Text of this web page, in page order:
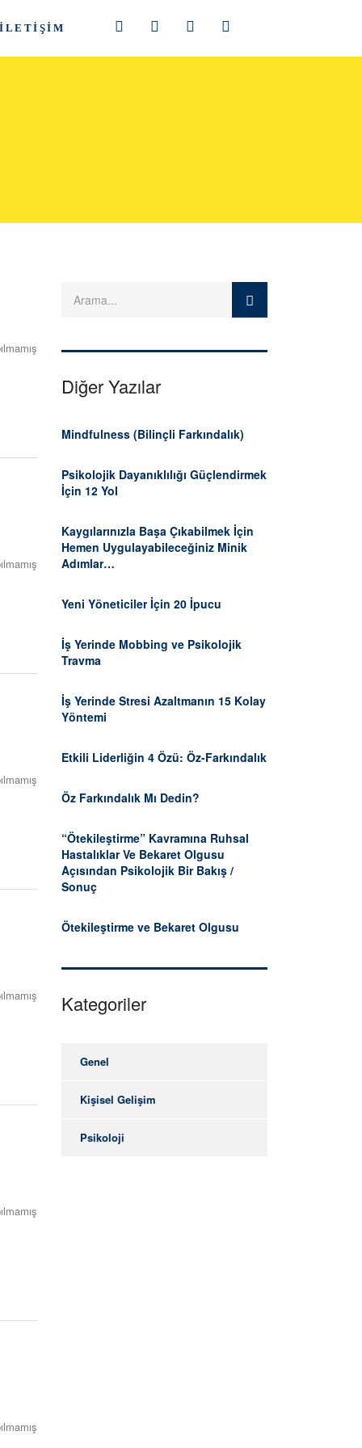
İLETIŞIM
Diğer Yazılar
Mindfulness (Bilinçli Farkındalık)
Psikolojik Dayanıklılığı Güçlendirmek
İçin 12 Yol
Kaygılarınızla Başa Çıkabilmek İçin
Hemen Uygulayabileceğiniz Minik
Adımlar…
Yeni Yöneticiler İçin 20 İpucu
İş Yerinde Mobbing ve Psikolojik
Travma
İş Yerinde Stresi Azaltmanın 15 Kolay
Yöntemi
Etkili Liderliğin 4 Özü: Öz-Farkındalık
Öz Farkındalık Mı Dedin?
“Ötekileştirme” Kavramına Ruhsal
Hastalıklar Ve Bekaret Olgusu
Açısından Psikolojik Bir Bakış /
Sonuç
Ötekileştirme ve Bekaret Olgusu
Kategoriler
Genel
Kişisel Gelişim
Psikoloji